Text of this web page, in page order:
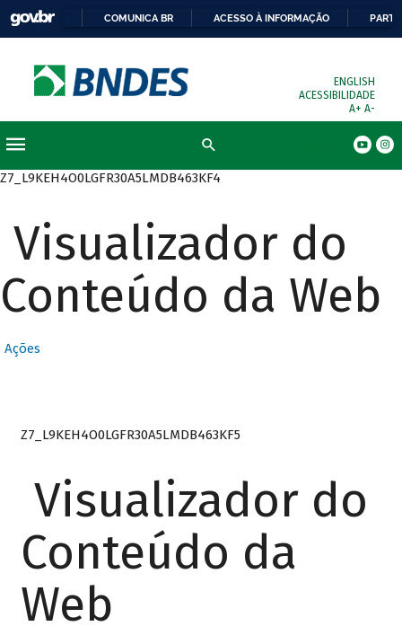
COMUNICA BR ACESSO À INFORMAÇÃO
ENGLISH
ACESSIBILIDADE
A+ A-
Z7_L9KEH4O0LGFR30A5LMDB463KF4
Visualizador do
Conteúdo da Web
Ações
Z7_L9KEH4O0LGFR30A5LMDB463KF5
Visualizador do
Conteúdo da
Web